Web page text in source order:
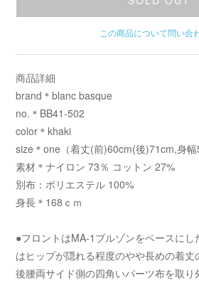
この商品について問い合
商品詳細
brand＊blanc basque
no.＊BB41-502
color＊khaki
size＊one（着丈(前)60cm(後)71cm,身
素材＊ナイロン 73％ コットン 27%
別布：ポリエステル 100%
身長＊168ｃｍ
●フロントはMA-1ブルゾンをベースにし
はヒップが隠れる程度のやや長めの着丈
後腰両サイド側の四角いパーツ布を取り